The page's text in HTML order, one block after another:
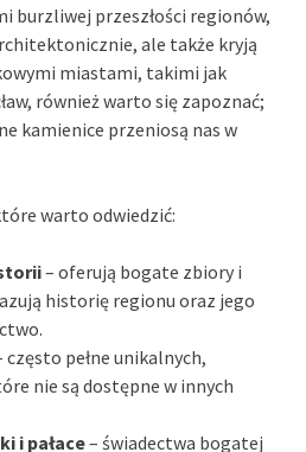
burzliwej przeszłości regionów,
ale także kryją
miastami, takimi jak
również warto się zapoznać;
kamienice przeniosą nas w
warto odwiedzić:
– oferują bogate zbiory i
historię regionu oraz jego
często pełne unikalnych,
nie są dostępne w innych
i pałace– świadectwa bogatej